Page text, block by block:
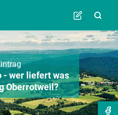
- wer liefert was
Oberrotweil?